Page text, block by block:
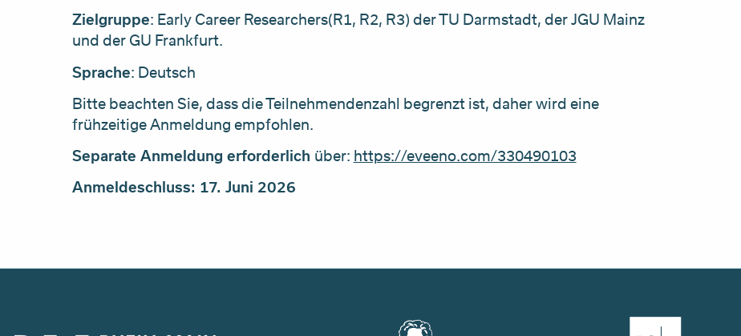
Zielgruppe: Early Career Researchers(R1, R2, R3) der TU Darmstadt, der JGU Mainz
und der GU Frankfurt.
Sprache: Deutsch
Bitte beachten Sie, dass die Teilnehmendenzahl begrenzt ist, daher wird eine
frühzeitige Anmeldung empfohlen.
Separate Anmeldung erforderlich über: https://eveeno.com/330490103
Anmeldeschluss: 17. Juni 2026